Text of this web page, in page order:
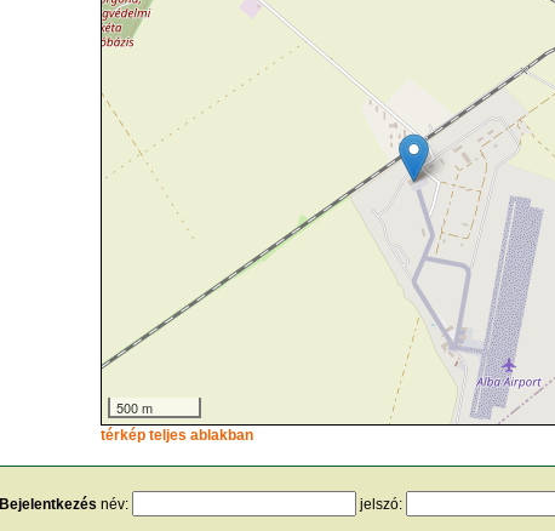
500 m
térkép teljes ablakban
Bejelentkezés név: jelszó: